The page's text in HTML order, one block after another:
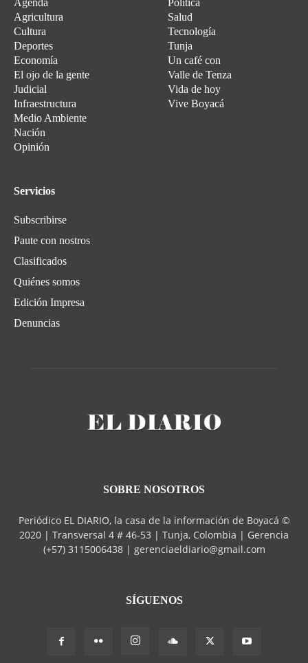
Agenda
Agricultura
Cultura
Deportes
Economía
El ojo de la gente
Judicial
Infraestructura
Medio Ambiente
Nación
Opinión
Política
Salud
Tecnología
Tunja
Un café con
Valle de Tenza
Vida de hoy
Vive Boyacá
Servicios
Subscribirse
Paute con nostros
Clasificados
Quiénes somos
Edición Impresa
Denuncias
SOBRE NOSOTROS
Periódico EL DIARIO, la casa de la información de Boyacá ©
2020 | Transversal 4 # 46-53 | Tunja, Colombia | Gerencia
(+57) 3115006438 | gerenciaeldiario@gmail.com
SÍGUENOS